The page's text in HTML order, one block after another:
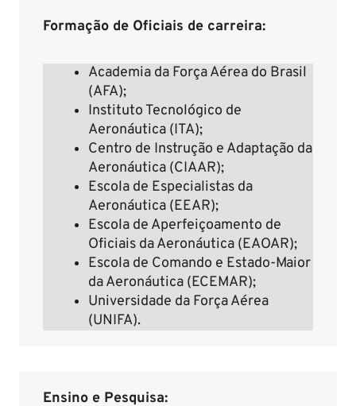
Formação de Oficiais de carreira:
Academia da Força Aérea do Brasil
(AFA);
Instituto Tecnológico de
Aeronáutica (ITA);
Centro de Instrução e Adaptação da
Aeronáutica (CIAAR);
Escola de Especialistas da
Aeronáutica (EEAR);
Escola de Aperfeiçoamento de
Oficiais da Aeronáutica (EAOAR);
Escola de Comando e Estado-Maior
da Aeronáutica (ECEMAR);
Universidade da Força Aérea
(UNIFA).
Ensino e Pesquisa: